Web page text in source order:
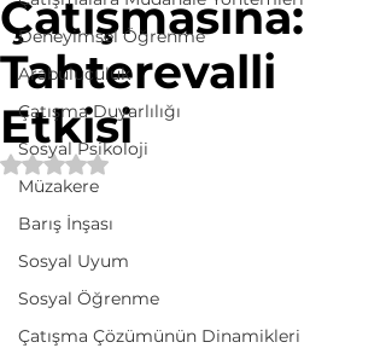
Deneyimsel Öğrenme
Arabuluculuk
Çatışma Duyarlılığı
Sosyal Psikoloji
Müzakere
Barış İnşası
Sosyal Uyum
Sosyal Öğrenme
Çatışma Çözümünün Dinamikleri
Çatışmasına:
Tahterevalli
Etkisi
5 üzerinden NaN yıldız